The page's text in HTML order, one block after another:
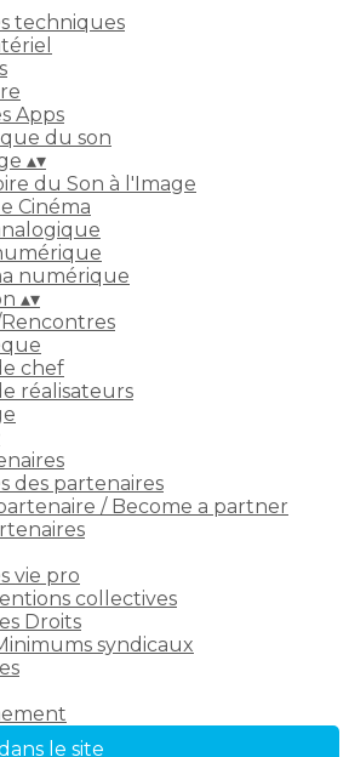
techniques
Apps
du son
▴▾
du Son à l'Image
Cinéma
numérique
▴▾
chef
réalisateurs
des partenaires
/ Become a partner
vie pro
collectives
Droits
syndicaux
le site